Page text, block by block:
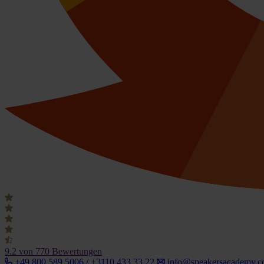
9.2 von 770 Bewertungen
+49 800 589 5006 / +3110 433 33 22